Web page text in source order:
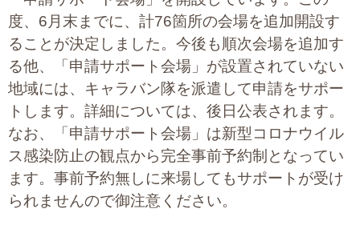
度、6月末までに、計76箇所の会場を追加開設す
ることが決定しました。今後も順次会場を追加す
る他、「申請サポート会場」が設置されていない
地域には、キャラバン隊を派遣して申請をサポー
トします。詳細については、後日公表されます。
なお、「申請サポート会場」は新型コロナウイル
ス感染防止の観点から完全事前予約制となってい
ます。事前予約無しに来場してもサポートが受け
られませんので御注意ください。
お客様の声
よくあるご質問
採用情報・パートナー募集
新着情報
お問い合わせ